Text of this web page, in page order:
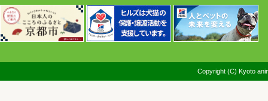
Copyright (C) Kyoto